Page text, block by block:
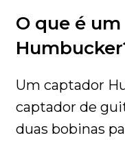
O que é
Um captador
captador de
duas bobinas